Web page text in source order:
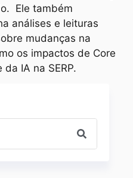
Ele também
análises e leituras
mudanças na
os impactos de Core
da IA na SERP.